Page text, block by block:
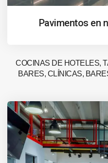
Pavimentos en
COCINAS DE HOTELES,
BARES, CLÍNICAS,